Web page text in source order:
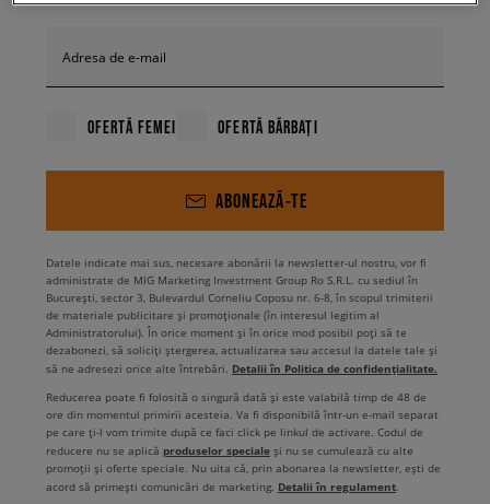
Adresa de e-mail
OFERTĂ FEMEI OFERTĂ BĂRBAȚI
ABONEAZĂ-TE
Datele indicate mai sus, necesare abonării la newsletter-ul nostru, vor fi
administrate de MIG Marketing Investment Group Ro S.R.L. cu sediul în
București, sector 3, Bulevardul Corneliu Coposu nr. 6-8, în scopul trimiterii
de materiale publicitare și promoționale (în interesul legitim al
Administratorului). În orice moment și în orice mod posibil poți să te
dezabonezi, să soliciți ștergerea, actualizarea sau accesul la datele tale și
să ne adresezi orice alte întrebări. Detalii în Politica de confidențialitate.
Reducerea poate fi folosită o singură dată și este valabilă timp de 48 de
ore din momentul primirii acesteia. Va fi disponibilă într-un e-mail separat
pe care ți-l vom trimite după ce faci click pe linkul de activare. Codul de
reducere nu se aplică produselor speciale și nu se cumulează cu alte
promoții și oferte speciale. Nu uita că, prin abonarea la newsletter, ești de
acord să primești comunicări de marketing. Detalii în regulament.